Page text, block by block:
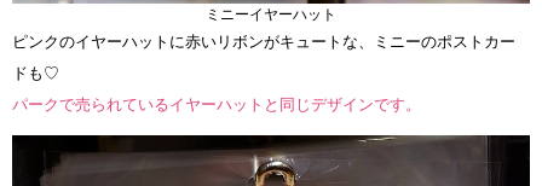
ミニーイヤーハット
ピンクのイヤーハットに赤いリボンがキュートな、ミニーのポストカー
ドも♡
パークで売られているイヤーハットと同じデザインです。